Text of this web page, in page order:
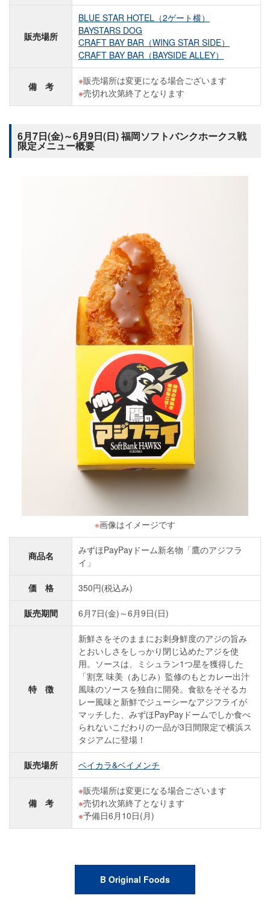
販売場所
BLUE STAR HOTEL（2ゲート横）
BAYSTARS DOG
CRAFT BAY BAR（WING STAR SIDE）
CRAFT BAY BAR（BAYSIDE ALLEY）
備 考
販売場所は変更になる場合ございます
売切れ次第終了となります
6月7日(金)～6月9日(日) 福岡ソフトバンクホークス戦
限定メニュー概要
※画像はイメージです
商品名
みずほPayPayドーム新名物「鷹のアジフラ
イ」
価 格 350円(税込み)
販売期間 6月7日(金)～6月9日(日)
特 徴
新鮮さをそのままにお刺身鮮度のアジの旨み
とおいしさをしっかり閉じ込めたアジを使
用。ソースは、ミシュラン1つ星を獲得した
「割烹 味美（あじみ）監修のもとカレー出汁
風味のソースを独自に開発。食欲をそそるカ
レー風味と新鮮でジューシーなアジフライが
マッチした、みずほPayPayドームでしか食べ
られないこだわりの一品が3日間限定で横浜ス
タジアムに登場！
販売場所 ベイカラ&ベイメンチ
備 考
販売場所は変更になる場合ございます
売切れ次第終了となります
予備日6月10日(月)
B Original Foods